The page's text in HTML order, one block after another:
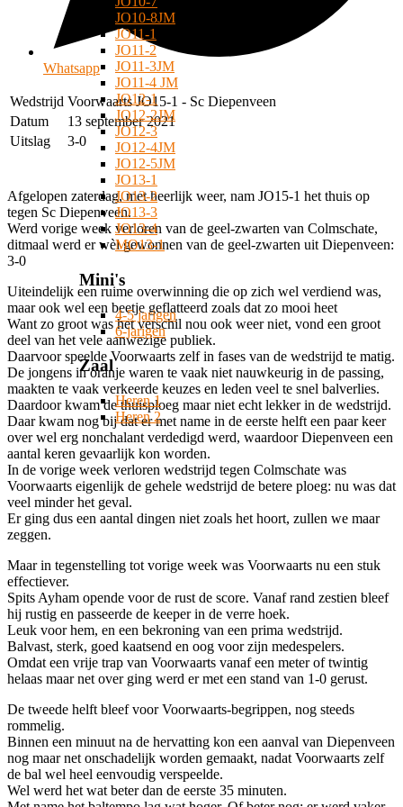
JO10-8JM
JO11-1
JO11-2
JO11-3JM
JO11-4 JM
JO12-1
JO12-2JM
JO12-3
JO12-4JM
JO12-5JM
JO13-1
JO13-2
JO13-3
JO13-4
MO13-1
Mini's
4-5 jarigen
6-jarigen
Zaal
Heren 1
Heren 2
Whatsapp
Wedstrijd Voorwaarts JO15-1 - Sc Diepenveen
Datum
13 september 2021
Uitslag
3-0
Afgelopen zaterdag, met heerlijk weer, nam JO15-1 het thuis op
tegen Sc Diepenveen.
Werd vorige week verloren van de geel-zwarten van Colmschate,
ditmaal werd er wèl gewonnen van de geel-zwarten uit Diepenveen:
3-0
Uiteindelijk een ruime overwinning die op zich wel verdiend was,
maar ook wel een beetje geflatteerd zoals dat zo mooi heet
Want zo groot was het verschil nou ook weer niet, vond een groot
deel van het vele aanwezige publiek.
Daarvoor speelde Voorwaarts zelf in fases van de wedstrijd te matig.
De jongens in oranje waren te vaak niet nauwkeurig in de passing,
maakten te vaak verkeerde keuzes en leden veel te snel balverlies.
Daardoor kwam de thuisploeg maar niet echt lekker in de wedstrijd.
Daar kwam nog bij dat er met name in de eerste helft een paar keer
over wel erg nonchalant verdedigd werd, waardoor Diepenveen een
aantal keren gevaarlijk kon worden.
In de vorige week verloren wedstrijd tegen Colmschate was
Voorwaarts eigenlijk de gehele wedstrijd de betere ploeg: nu was dat
veel minder het geval.
Er ging dus een aantal dingen niet zoals het hoort, zullen we maar
zeggen.
Maar in tegenstelling tot vorige week was Voorwaarts nu een stuk
effectiever.
Spits Ayham opende voor de rust de score. Vanaf rand zestien bleef
hij rustig en passeerde de keeper in de verre hoek.
Leuk voor hem, en een bekroning van een prima wedstrijd.
Balvast, sterk, goed kaatsend en oog voor zijn medespelers.
Omdat een vrije trap van Voorwaarts vanaf een meter of twintig
helaas maar net over ging werd er met een stand van 1-0 gerust.
De tweede helft bleef voor Voorwaarts-begrippen, nog steeds
rommelig.
Binnen een minuut na de hervatting kon een aanval van Diepenveen
nog maar net onschadelijk worden gemaakt, nadat Voorwaarts zelf
de bal wel heel eenvoudig verspeelde.
Wel werd het wat beter dan de eerste 35 minuten.